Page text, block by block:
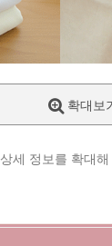
확대보
상세 정보를 확대